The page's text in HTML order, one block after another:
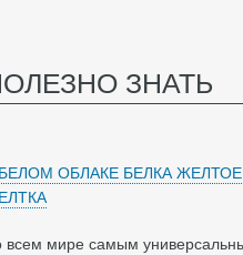
ЗНАТЬ
ОБЛАКЕ БЕЛКА
всем мире самым